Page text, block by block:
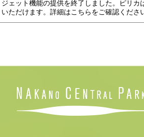
ジェット機能の提供を終了しました。ピリカ
いただけます。詳細はこちらをご確認くださ